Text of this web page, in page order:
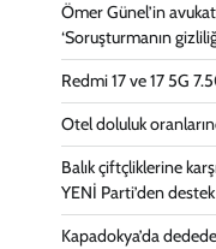
Ömer Günel’in
‘Soruşturmanın
Redmi 17 ve 17 5G
Otel doluluk
Balık çiftçliklerine
YENİ Parti’den destek
Kapadokya’da